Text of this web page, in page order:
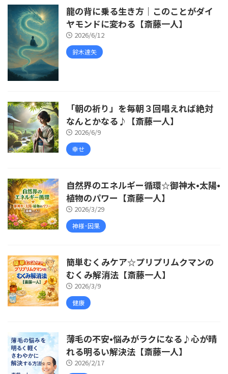
龍の背に乗る生き方｜このことがダイ
ヤモンドに変わる【斎藤一人】
2026/6/12
鈴木達矢
「朝の祈り」を毎朝３回唱えれば絶対
なんとかなる♪【斎藤一人】
2026/6/9
幸せ
自然界のエネルギー循環☆御神木•太陽•
植物のパワー【斎藤一人】
2026/3/29
神様･因果
簡単むくみケア☆プリプリムクマンの
むくみ解消法【斎藤一人】
2026/3/9
健康
薄毛の不安•悩みがラクになる♪心が晴
れる明るい解決法【斎藤一人】
2026/2/17